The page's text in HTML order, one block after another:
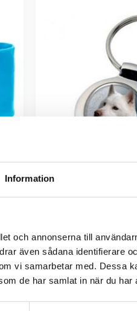
Information
och annonserna till
även sådana identifierare
vi samarbetar med. Dessa
de har samlat in när du har
Lägg till i favoriter
109
KÖP